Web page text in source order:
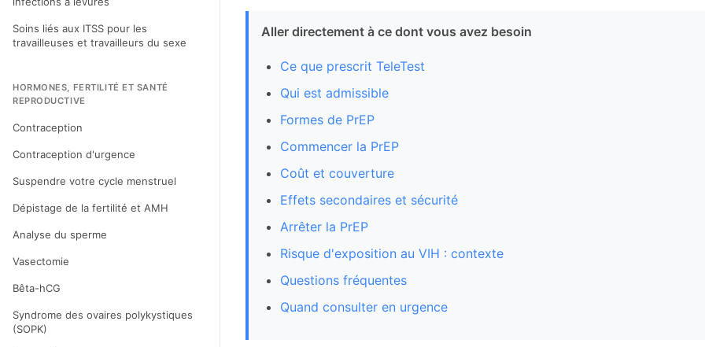
Soins liés aux ITSS pour les
travailleuses et travailleurs du sexe
HORMONES, FERTILITÉ ET SANTÉ
REPRODUCTIVE
Contraception
Contraception d'urgence
Suspendre votre cycle menstruel
Dépistage de la fertilité et AMH
Analyse du sperme
Vasectomie
Bêta-hCG
Syndrome des ovaires polykystiques
(SOPK)
Aller directement à ce dont vous avez besoin
Ce que prescrit TeleTest
Qui est admissible
Formes de PrEP
Commencer la PrEP
Coût et couverture
Effets secondaires et sécurité
Arrêter la PrEP
Risque d'exposition au VIH : contexte
Questions fréquentes
Quand consulter en urgence